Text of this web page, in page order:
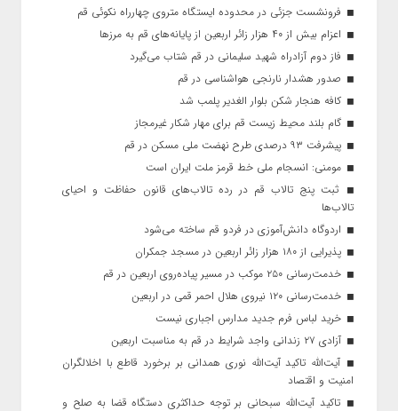
فرونشست جزئی در محدوده ایستگاه متروی چهارراه نکوئی قم
اعزام بیش از ۴۰ هزار زائر اربعین از پایانه‌های قم به مرزها
فاز دوم آزادراه شهید سلیمانی در قم شتاب می‌گیرد
صدور هشدار نارنجی هواشناسی در قم
کافه هنجار شکن بلوار الغدیر پلمب شد
گام بلند محیط زیست قم برای مهار شکار غیرمجاز
پیشرفت ۹۳ درصدی طرح نهضت ملی مسکن در قم
مومنی: انسجام ملی خط قرمز ملت ایران است
ثبت پنج تالاب قم در رده تالاب‌های قانون حفاظت و احیای
تالاب‌ها
اردوگاه دانش‌آموزی در فردو قم ساخته می‌شود
پذیرایی از ۱۸۰ هزار زائر اربعین در مسجد جمکران
خدمت‌رسانی ۲۵۰ موکب در مسیر پیاده‌روی اربعین در قم
خدمت‌رسانی ۱۲۰ نیروی هلال احمر قمی در اربعین
خرید لباس فرم جدید مدارس اجباری نیست
آزادی ۲۷ زندانی واجد شرایط در قم به مناسبت اربعین
آیت‌الله تاکید آیت‌الله نوری همدانی بر برخورد قاطع با اخلالگران
امنیت و اقتصاد
تاکید آیت‌الله‌ سبحانی بر توجه حداکثری دستگاه قضا به صلح و